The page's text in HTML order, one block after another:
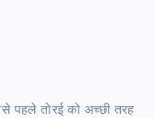
पहले तोरई को अच्छी तरह